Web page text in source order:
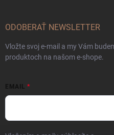
ODOBERAŤ NEWSLETTER
Vložte svoj e-mail a my Vám
produktoch na našom e-shope.
EMAIL